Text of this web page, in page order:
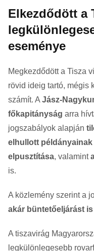
Elkezdődött a
eseménye
Megkezdődött a Tisza
rövid ideig tartó, mégis
számít. A Jász-
főkapitányság arra
jogszabályok alapján
elhullott
elpusztítása, valamint
is.
A közlemény szerint a
akár büntetőeljárást
A tiszavirág
legkülönlegesebb